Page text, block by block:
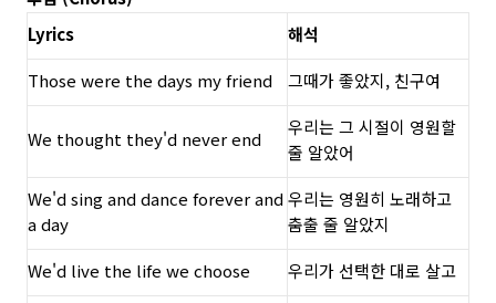
Lyrics
해석
Those were the days my friend
그때가 좋았지, 친구여
We thought they'd never end
우리는 그 시절이 영원할
줄 알았어
We'd sing and dance forever and
a day
우리는 영원히 노래하고
춤출 줄 알았지
We'd live the life we choose
우리가 선택한 대로 살고